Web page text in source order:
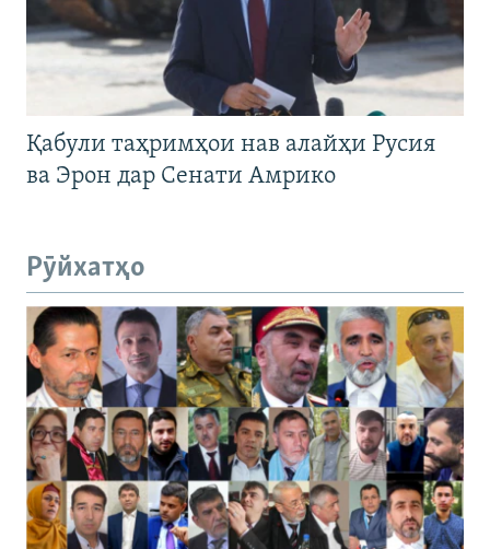
Қабули таҳримҳои нав алайҳи Русия
ва Эрон дар Сенати Амрико
Рӯйхатҳо